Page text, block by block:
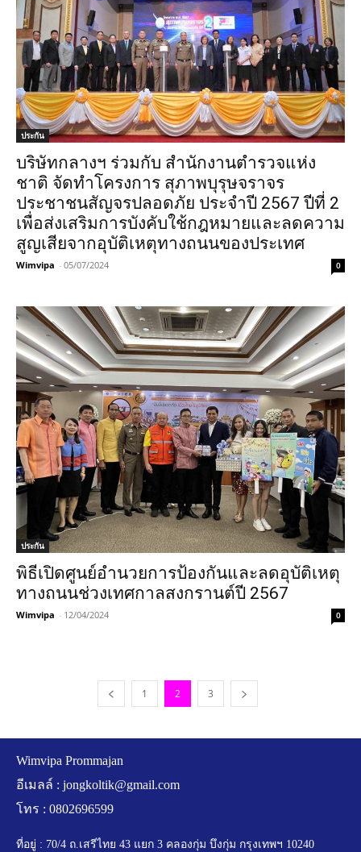
ประกัน
บริษัทกลางฯ ร่วมกับ สำนักงานตำรวจแห่ง
ชาติ จัดทำโครงการ สุภาพบุรุษจราจร
ประชาชนสัญจรปลอดภัย ประจำปี 2567 ปีที่ 2
เพื่อส่งเสริมการบังคับใช้กฎหมายและลดความ
สูญเสียจากอุบัติเหตุทางถนนของประเทศ
Wimvipa - 05/07/2024 0
ประกัน
พิธีเปิดศูนย์อำนวยการป้องกันและลดอุบัติเหตุ
ทางถนนช่วงเทศกาลสงกรานต์ปี 2567
Wimvipa - 12/04/2024 0
1 2 3
Wimvipa Prommajan
อีเมลล์ : jongkoltik@gmail.com
โทร : 0802696599
ที่อยู่ : 70/4 ถ.เสรีไทย 43 แยก 3 คลองกุ่ม บึงกุ่ม กรุงเทพฯ 10240